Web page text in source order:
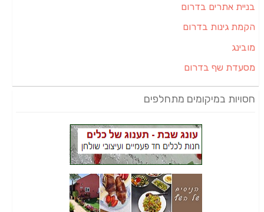
בניית אתרים בדרום
הקמת גינות בדרום
מובינג
מסעדת שף בדרום
חסויות במיקומים מתחלפים